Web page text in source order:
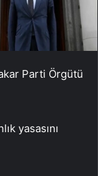
Parti Örgütü
yasasını